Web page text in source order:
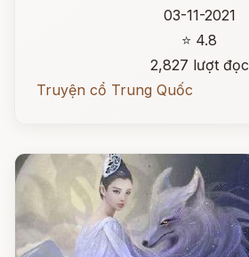
03-11-2021
⭐ 4.8
2,827 lượt đọc
Truyện cổ Trung Quốc